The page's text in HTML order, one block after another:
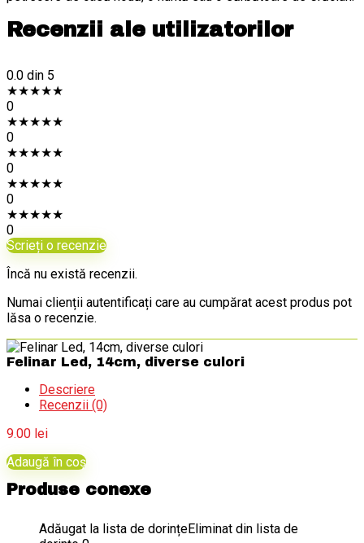
Recenzii ale utilizatorilor
0.0 din 5
★★★★★
0
★★★★★
0
★★★★★
0
★★★★★
0
★★★★★
0
Scrieți o recenzie
Încă nu există recenzii.
Numai clienții autentificați care au cumpărat acest produs pot
lăsa o recenzie.
Felinar Led, 14cm, diverse culori
Descriere
Recenzii (0)
9.00 lei
Adaugă în coș
Produse conexe
Adăugat la lista de dorințeEliminat din lista de